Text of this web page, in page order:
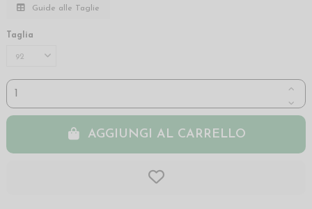
Guide alle Taglie
Taglia
AGGIUNGI AL CARRELLO